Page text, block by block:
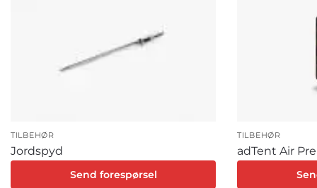
TILBEHØR
Jordspyd
Send forespørsel
TILBEHØR
adTent Air